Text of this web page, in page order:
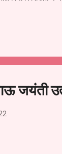
केली आहे. या
आल्या
जयंती